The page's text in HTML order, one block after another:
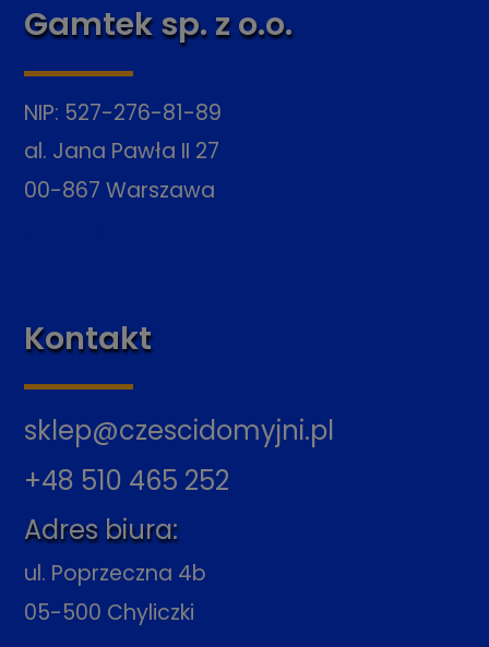
Gamtek sp. z o.o.
NIP: 527-276-81-89
al. Jana Pawła II 27
00-867 Warszawa
Kontakt
sklep@czescidomyjni.pl
+48 510 465 252
Adres biura:
ul. Poprzeczna 4b
05-500 Chyliczki